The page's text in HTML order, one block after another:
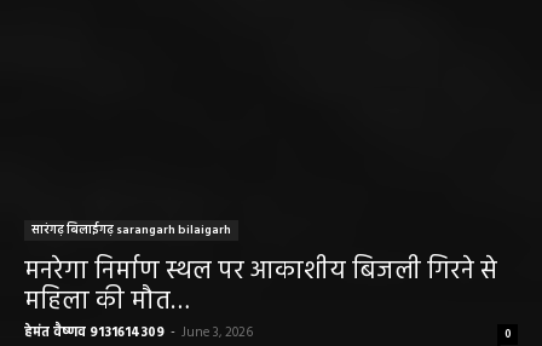
सारंगढ़ बिलाईगढ़ sarangarh bilaigarh
मनरेगा निर्माण स्थल पर आकाशीय बिजली गिरने से
महिला की मौत…
हेमंत वैष्णव 9131614309 - June 3, 2026 0